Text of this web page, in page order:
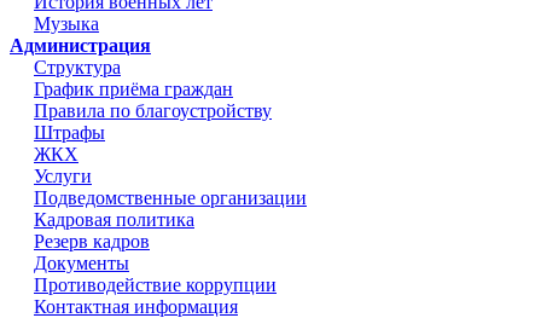
Музыка
Администрация
Структура
График приёма граждан
Правила по благоустройству
Штрафы
ЖКХ
Услуги
Подведомственные организации
Кадровая политика
Резерв кадров
Документы
Противодействие коррупции
Контактная информация